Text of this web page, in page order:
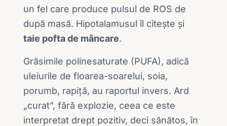
un fel care produce pulsul de ROS de
după masă. Hipotalamusul îl citește și
taie pofta de mâncare.
Grăsimile polinesaturate (PUFA), adică
uleiurile de floarea-soarelui, soia,
porumb, rapiță, au raportul invers. Ard
„curat”, fără explozie, ceea ce este
interpretat drept pozitiv, deci sănătos, în